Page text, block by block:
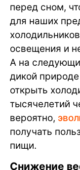
перед сном,
для наших
освещения и
А на
дикой
открыть
тысячелетий
вероятно,
получать
пищи.
Снижение